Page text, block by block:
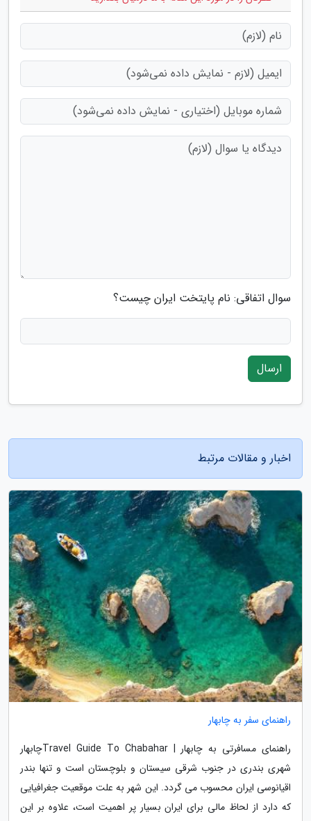
سوال اتفاقی: نام پایتخت ایران چیست؟
ارسال
اخبار و مقالات مرتبط
راهنمای سفر به چابهار
راهنمای مسافرتی به چابهار | Travel Guide To Chabaharچابهار
شهری بندری در جنوب شرقی سیستان و بلوچستان است و تنها بندر
اقیانوسی ایران محسوب می گردد. این شهر به علت موقعیت جغرافیایی
که دارد از لحاظ مالی برای ایران بسیار پر اهمیت است، علاوه بر این